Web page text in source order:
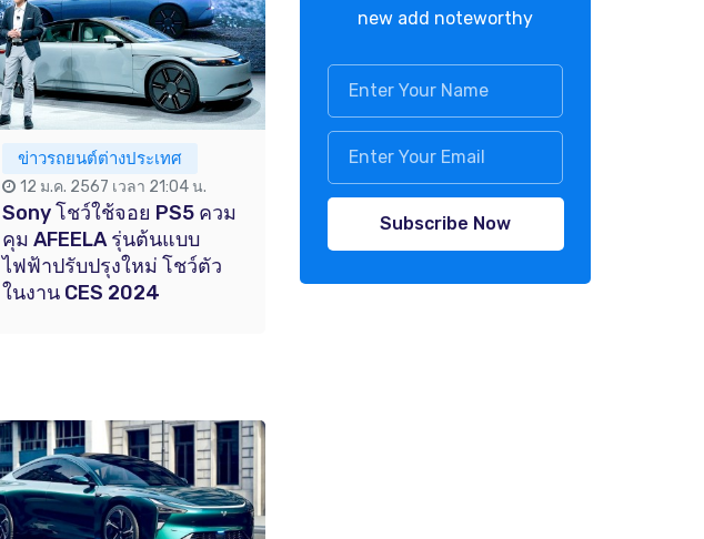
ข่าวรถยนต์ต่างประเทศ
12 ม.ค. 2567 เวลา 21:04 น.
Sony โชว์ใช้จอย PS5 ควม
คุม AFEELA รุ่นต้นแบบ
ไฟฟ้าปรับปรุงใหม่ โชว์ตัว
ในงาน CES 2024
new add noteworthy
Subscribe Now